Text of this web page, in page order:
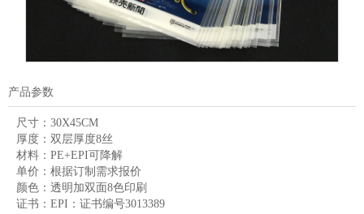
产品参数
尺寸： 30X45CM
厚度： 双层厚度8丝
材料： PE+EPI可降解
单价： 根据订制需求报价
颜色： 透明加双面8色印刷
证书： EPI：证书编号3013389